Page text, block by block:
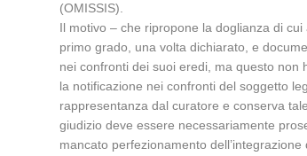
(OMISSIS).
Il motivo – che ripropone la doglianza di
primo grado, una volta dichiarato, e
nei confronti dei suoi eredi, ma questo non
la notificazione nei confronti del soggetto
rappresentanza dal curatore e conserva
giudizio deve essere necessariamente
mancato perfezionamento